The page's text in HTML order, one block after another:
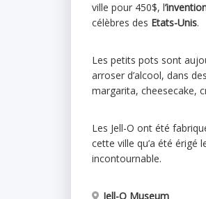
ville pour 450$, l
célèbres des Etats-Unis.
Les petits pots sont
arroser d’alcool, dans
margarita, cheesecake,
Les Jell-O ont été
cette ville qu’a été érigé
incontournable.
Jell-O Museum